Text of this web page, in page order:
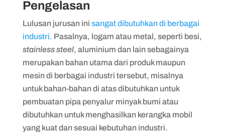
Pengelasan
Lulusan jurusan ini sangat dibutuhkan di berbagai
industri. Pasalnya, logam atau metal, seperti besi,
stainless steel, aluminium dan lain sebagainya
merupakan bahan utama dari produk maupun
mesin di berbagai industri tersebut, misalnya
untuk bahan-bahan di atas dibutuhkan untuk
pembuatan pipa penyalur minyak bumi atau
dibutuhkan untuk menghasilkan kerangka mobil
yang kuat dan sesuai kebutuhan industri.